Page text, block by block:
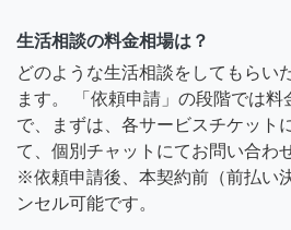
生活相談の料金相場は？
どのような生活相談をしてもらい
ます。 「依頼申請」の段階では
で、まずは、各サービスチケット
て、個別チャットにてお問い合わ
※依頼申請後、本契約前（前払い
ンセル可能です。